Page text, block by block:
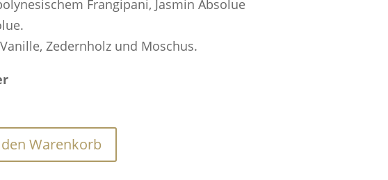
Frangipani, Jasmin Absolue
Zedernholz und Moschus.
Warenkorb